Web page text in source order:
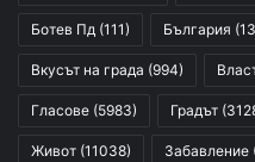
Ботев Пд (111) България
Вкусът на града (994)
Гласове (5983) Градът
Живот (11038) Забавление